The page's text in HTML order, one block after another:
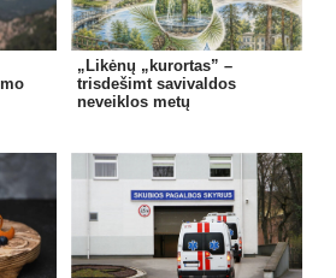
„Likėnų „kurortas” –
trisdešimt savivaldos
neveiklos metų